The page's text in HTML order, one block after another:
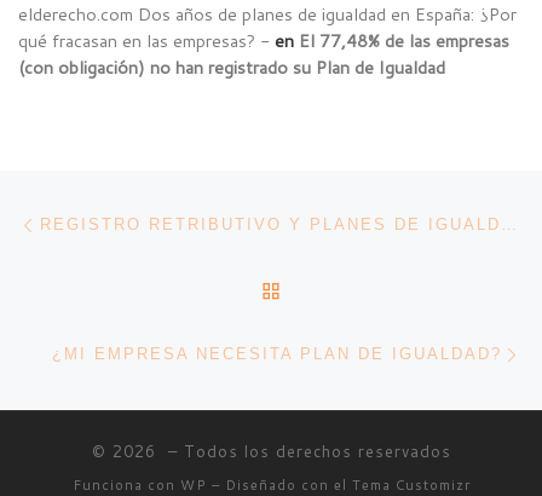
elderecho.com Dos años de planes de igualdad en España: ¿Por
qué fracasan en las empresas? -en El 77,48% de las empresas
(con obligación) no han registrado su Plan de Igualdad
Navegación de entradas REGISTRO RETRIBUTIVO Y PLANES DE IGUALDAD: PRONUNCIAMIENTO JUDICIAL CONDENATORIO PIONERO
¿MI EMPRESA NECESITA PLAN DE IGUALDAD?
© 2026 – Todos los derechos reservados
Funciona con WP – Diseñado con el Tema Customizr